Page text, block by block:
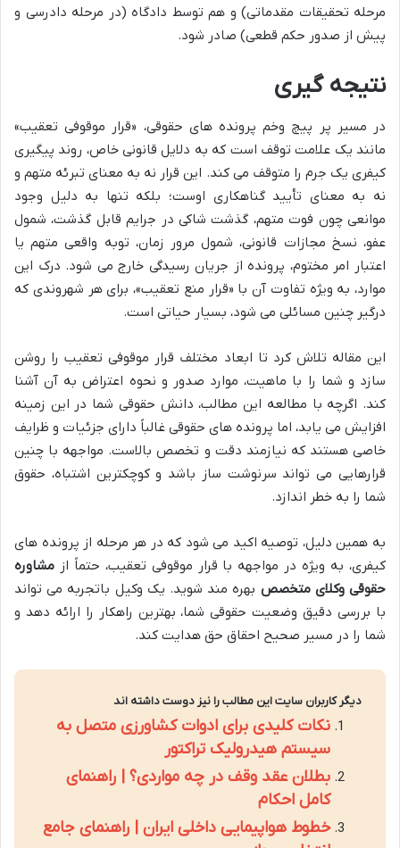
مرحله تحقیقات مقدماتی) و هم توسط دادگاه (در مرحله دادرسی و
پیش از صدور حکم قطعی) صادر شود.
نتیجه گیری
در مسیر پر پیچ وخم پرونده های حقوقی، «قرار موقوفی تعقیب»
مانند یک علامت توقف است که به دلایل قانونی خاص، روند پیگیری
کیفری یک جرم را متوقف می کند. این قرار نه به معنای تبرئه متهم و
نه به معنای تأیید گناهکاری اوست؛ بلکه تنها به دلیل وجود
موانعی چون فوت متهم، گذشت شاکی در جرایم قابل گذشت، شمول
عفو، نسخ مجازات قانونی، شمول مرور زمان، توبه واقعی متهم یا
اعتبار امر مختوم، پرونده از جریان رسیدگی خارج می شود. درک این
موارد، به ویژه تفاوت آن با «قرار منع تعقیب»، برای هر شهروندی که
درگیر چنین مسائلی می شود، بسیار حیاتی است.
این مقاله تلاش کرد تا ابعاد مختلف قرار موقوفی تعقیب را روشن
سازد و شما را با ماهیت، موارد صدور و نحوه اعتراض به آن آشنا
کند. اگرچه با مطالعه این مطالب، دانش حقوقی شما در این زمینه
افزایش می یابد، اما پرونده های حقوقی غالباً دارای جزئیات و ظرایف
خاصی هستند که نیازمند دقت و تخصص بالاست. مواجهه با چنین
قرارهایی می تواند سرنوشت ساز باشد و کوچکترین اشتباه، حقوق
شما را به خطر اندازد.
به همین دلیل، توصیه اکید می شود که در هر مرحله از پرونده های
کیفری، به ویژه در مواجهه با قرار موقوفی تعقیب، حتماً از مشاوره
حقوقی وکلای متخصص بهره مند شوید. یک وکیل باتجربه می تواند
با بررسی دقیق وضعیت حقوقی شما، بهترین راهکار را ارائه دهد و
شما را در مسیر صحیح احقاق حق هدایت کند.
دیگر کاربران سایت این مطالب را نیز دوست داشته اند
نکات کلیدی برای ادوات کشاورزی متصل به
سیستم هیدرولیک تراکتور
بطلان عقد وقف در چه مواردی؟ | راهنمای
کامل احکام
خطوط هواپیمایی داخلی ایران | راهنمای جامع